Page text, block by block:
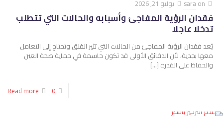
saraon يوليو 21, 2026
فقدان الرؤية المفاجئ وأسبابه والحالات التي تتطلب
تدخلاً عاجلاً
يُعد فقدان الرؤية المفاجئ من الحالات التي تثير القلق وتحتاج إلى التعامل
معها بجدية، لأن الدقائق الأولى قد تكون حاسمة في حماية صحة العين
والحفاظ على القدرة […]
0
Read more